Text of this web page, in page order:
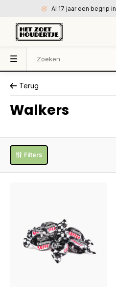
Al 17 jaar een begrip in Nederland!
Terug
Walkers
Filters